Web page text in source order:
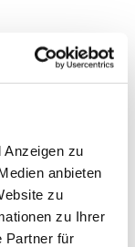
Anzeigen zu
anbieten
zu
zu Ihrer
Partner für